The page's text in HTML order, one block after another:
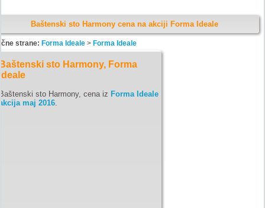
Baštenski sto Harmony cena na akciji Forma Ideale
strane: Forma Ideale> Forma Ideale
sto Harmony, Forma
sto Harmony, cena iz Forma Ideale
maj 2016.